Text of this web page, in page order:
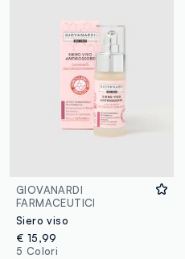
GIOVANARDI
FARMACEUTICI
Siero viso
€ 15,99
5 Colori